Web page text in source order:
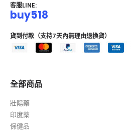
客服LINE:
buy518
貨到付款（支持7天內無理由退換貨）
全部商品
壯陽藥
印度藥
保健品